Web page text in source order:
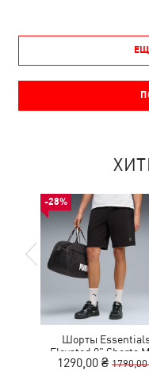
-28%
Шорты
Elevated 9" Shorts
1290,00 ₴ 1790,00